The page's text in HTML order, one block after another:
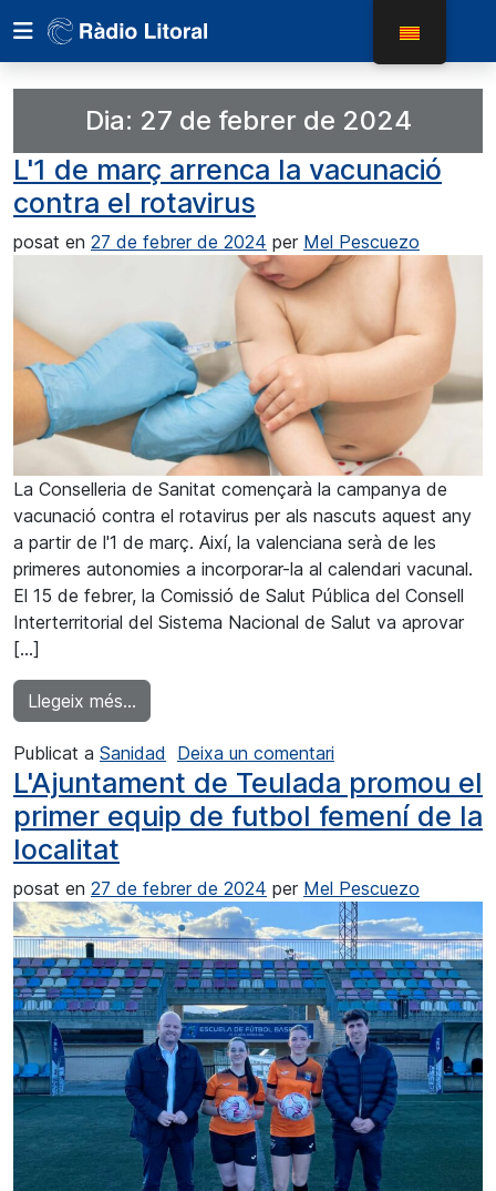
Dia: 27 de febrer de 2024
L'1 de març arrenca la vacunació
contra el rotavirus
posat en 27 de febrer de 2024 per Mel Pescuezo
La Conselleria de Sanitat començarà la campanya de
vacunació contra el rotavirus per als nascuts aquest any
a partir de l'1 de març. Així, la valenciana serà de les
primeres autonomies a incorporar-la al calendari vacunal.
El 15 de febrer, la Comissió de Salut Pública del Consell
Interterritorial del Sistema Nacional de Salut va aprovar
[…]
Llegeix més…
Publicat a Sanidad Deixa un comentari
L'Ajuntament de Teulada promou el
primer equip de futbol femení de la
localitat
posat en 27 de febrer de 2024 per Mel Pescuezo